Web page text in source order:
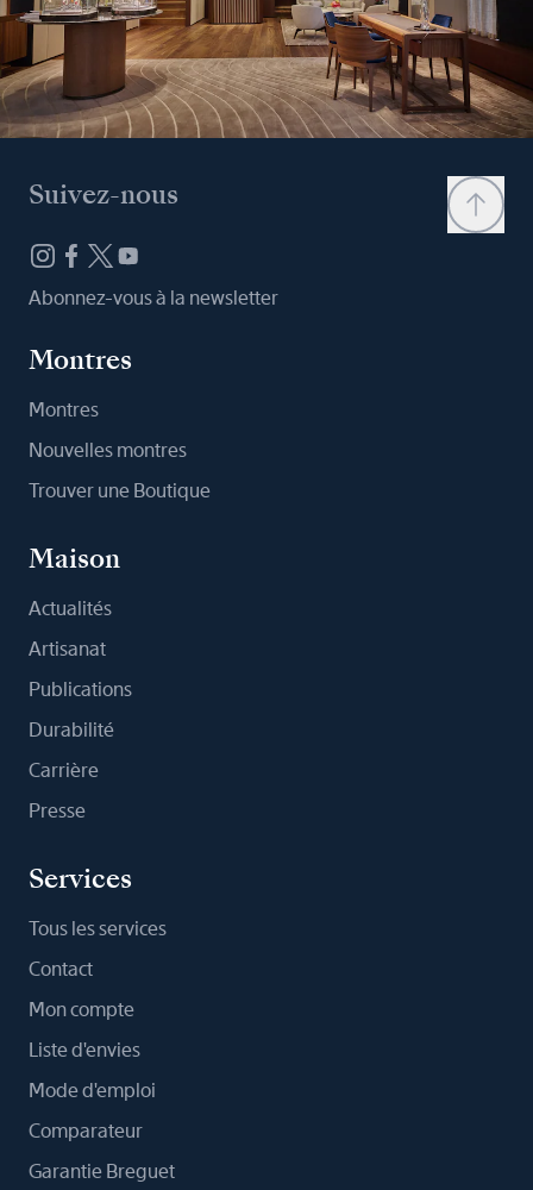
Suivez-nous
Abonnez-vous à la newsletter
Montres
Montres
Nouvelles montres
Trouver une Boutique
Maison
Actualités
Artisanat
Publications
Durabilité
Carrière
Presse
Services
Tous les services
Contact
Mon compte
Liste d'envies
Mode d'emploi
Comparateur
Garantie Breguet